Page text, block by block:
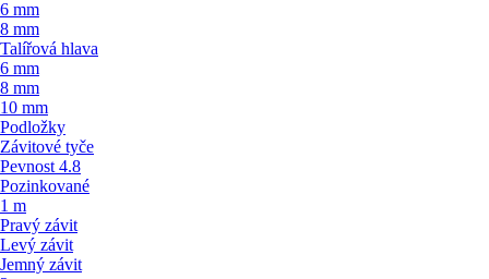
6 mm
8 mm
Talířová hlava
6 mm
8 mm
10 mm
Podložky
Závitové tyče
Pevnost 4.8
Pozinkované
1 m
Pravý závit
Levý závit
Jemný závit